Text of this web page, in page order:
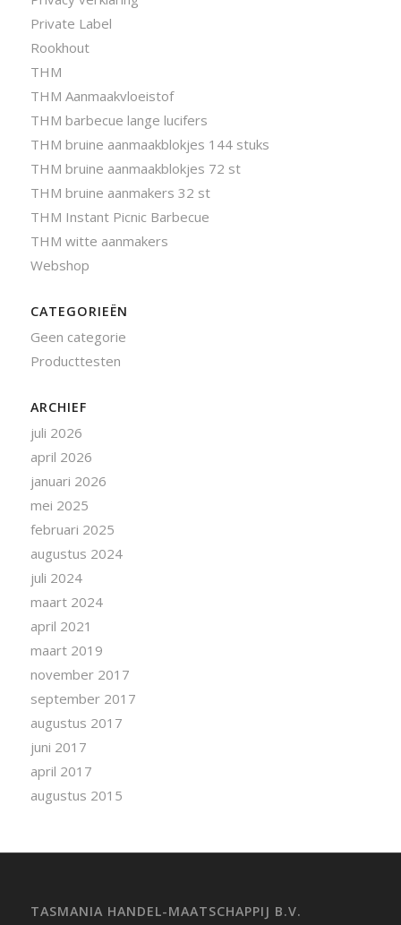
Private Label
Rookhout
THM
THM Aanmaakvloeistof
THM barbecue lange lucifers
THM bruine aanmaakblokjes 144 stuks
THM bruine aanmaakblokjes 72 st
THM bruine aanmakers 32 st
THM Instant Picnic Barbecue
THM witte aanmakers
Webshop
CATEGORIEËN
Geen categorie
Producttesten
ARCHIEF
juli 2026
april 2026
januari 2026
mei 2025
februari 2025
augustus 2024
juli 2024
maart 2024
april 2021
maart 2019
november 2017
september 2017
augustus 2017
juni 2017
april 2017
augustus 2015
TASMANIA HANDEL-MAATSCHAPPIJ B.V.